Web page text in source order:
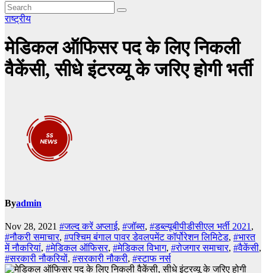
राष्ट्रीय
मेडिकल ऑफिसर पद के लिए निकली
वैकेंसी, सीधे इंटरव्यू के जरिए होगी भर्ती
Byadmin
Nov 28, 2021 #जल्द करें अप्लाई, #जॉब्स, #डब्ल्यूबीपीडीसीएल भर्ती 2021,
#नौकरी समाचार, #पश्चिम बंगाल पावर डेवलपमेंट कॉर्पोरेशन लिमिटेड, #भारत
में नौकरियां, #मेडिकल ऑफिसर, #मेडिकल विभाग, #रोजगार समाचार, #वैकेंसी,
#सरकारी नौकरियों, #सरकारी नौकरी, #स्टाफ नर्स